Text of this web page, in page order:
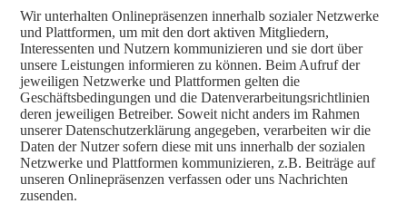
Wir unterhalten Onlinepräsenzen innerhalb sozialer Netzwerke
und Plattformen, um mit den dort aktiven Mitgliedern,
Interessenten und Nutzern kommunizieren und sie dort über
unsere Leistungen informieren zu können. Beim Aufruf der
jeweiligen Netzwerke und Plattformen gelten die
Geschäftsbedingungen und die Datenverarbeitungsrichtlinien
deren jeweiligen Betreiber. Soweit nicht anders im Rahmen
unserer Datenschutzerklärung angegeben, verarbeiten wir die
Daten der Nutzer sofern diese mit uns innerhalb der sozialen
Netzwerke und Plattformen kommunizieren, z.B. Beiträge auf
unseren Onlinepräsenzen verfassen oder uns Nachrichten
zusenden.